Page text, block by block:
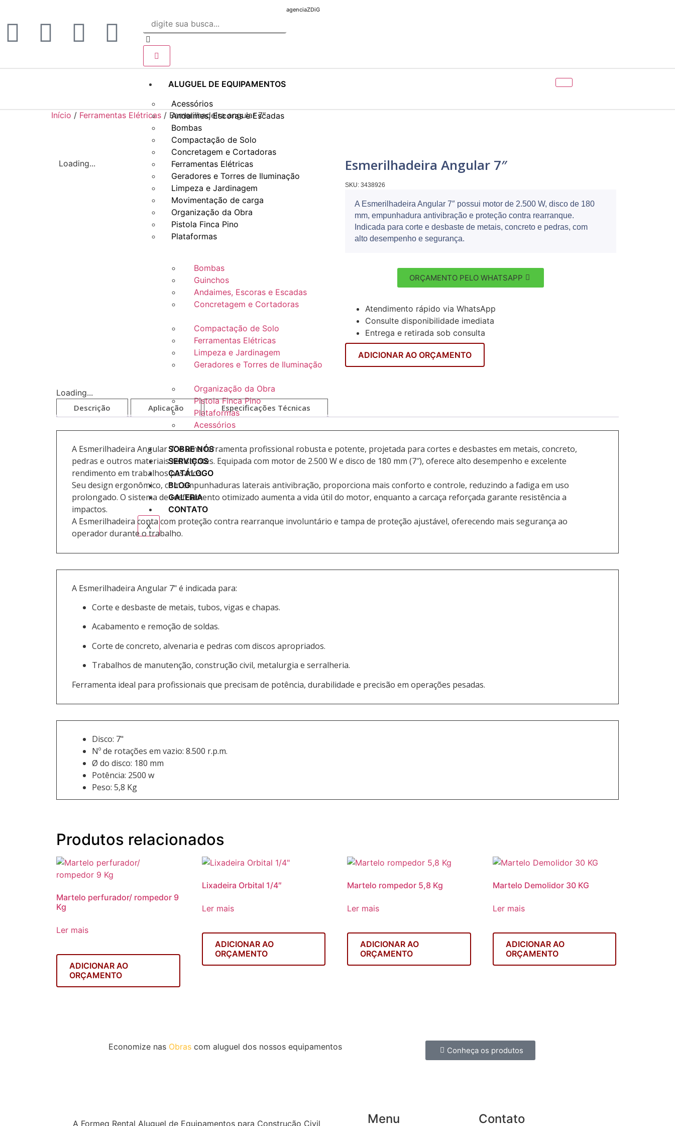
agenciaZDiG
ALUGUEL DE EQUIPAMENTOS
Acessórios
Andaimes, Escoras e Escadas
Bombas
Compactação de Solo
Concretagem e Cortadoras
Ferramentas Elétricas
Geradores e Torres de Iluminação
Limpeza e Jardinagem
Movimentação de carga
Organização da Obra
Pistola Finca Pino
Plataformas
Bombas
Guinchos
Andaimes, Escoras e Escadas
Concretagem e Cortadoras
Compactação de Solo
Ferramentas Elétricas
Limpeza e Jardinagem
Geradores e Torres de Iluminação
Organização da Obra
Pistola Finca Pino
Plataformas
Acessórios
SOBRE NÓS
SERVIÇOS
CATÁLOGO
BLOG
GALERIA
CONTATO
X
Início / Ferramentas Elétricas / Esmerilhadeira angular 7″
Loading... Esmerilhadeira Angular 7″
SKU: 3438926
A Esmerilhadeira Angular 7″ possui motor de 2.500 W, disco de 180
mm, empunhadura antivibração e proteção contra rearranque.
Indicada para corte e desbaste de metais, concreto e pedras, com
alto desempenho e segurança.
ORÇAMENTO PELO WHATSAPP
Atendimento rápido via WhatsApp
Consulte disponibilidade imediata
Entrega e retirada sob consulta
ADICIONAR AO ORÇAMENTO
Loading...
Descrição
Aplicação Especificações Técnicas
A Esmerilhadeira Angular 7″ é uma ferramenta profissional robusta e potente, projetada para cortes e desbastes em metais, concreto,
pedras e outros materiais resistentes. Equipada com motor de 2.500 W e disco de 180 mm (7″), oferece alto desempenho e excelente
rendimento em trabalhos pesados.
Seu design ergonômico, com empunhaduras laterais antivibração, proporciona mais conforto e controle, reduzindo a fadiga em uso
prolongado. O sistema de resfriamento otimizado aumenta a vida útil do motor, enquanto a carcaça reforçada garante resistência a
impactos.
A Esmerilhadeira conta com proteção contra rearranque involuntário e tampa de proteção ajustável, oferecendo mais segurança ao
operador durante o trabalho.
A Esmerilhadeira Angular 7" é indicada para:
Corte e desbaste de metais, tubos, vigas e chapas.
Acabamento e remoção de soldas.
Corte de concreto, alvenaria e pedras com discos apropriados.
Trabalhos de manutenção, construção civil, metalurgia e serralheria.
Ferramenta ideal para profissionais que precisam de potência, durabilidade e precisão em operações pesadas.
Disco: 7"
Nº de rotações em vazio: 8.500 r.p.m.
Ø do disco: 180 mm
Potência: 2500 w
Peso: 5,8 Kg
Produtos relacionados
Martelo perfurador/ rompedor 9
Kg
Ler mais
ADICIONAR AO
ORÇAMENTO
Lixadeira Orbital 1/4″
Ler mais
ADICIONAR AO
ORÇAMENTO
Martelo rompedor 5,8 Kg
Ler mais
ADICIONAR AO
ORÇAMENTO
Martelo Demolidor 30 KG
Ler mais
ADICIONAR AO
ORÇAMENTO
Economize nas Obras com aluguel dos nossos equipamentos Conheça os produtos
A Formeq Rental Aluguel de Equipamentos para Construção Civil Menu Contato